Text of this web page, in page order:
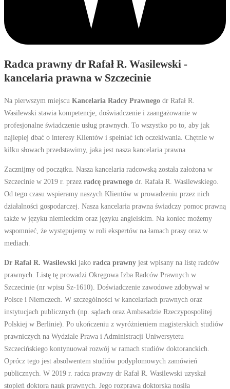
Radca prawny dr Rafał R. Wasilewski -
kancelaria prawna w Szczecinie
Na pierwszym miejscu Kancelaria Radcy Prawnego dr Rafał R.
Wasilewski stawia kompetencje, doświadczenie i zaangażowanie w
profesjonalne świadczenie usług prawnych. To wszystko po to, aby jak
najlepiej dbać o interesy Klientów i spełniać ich oczekiwania. Chętnie w
kilku słowach przedstawimy, jaka jest nasza kancelaria prawna
Zacznijmy od początku. Nasza kancelaria radcowską została założona w
Szczecinie w 2019 r. przez radcę prawnego dr. Rafała R. Wasilewskiego.
Od tego czasu wspieramy naszych Klientów w prowadzeniu przez nich
działalności gospodarczej. Nasza kancelaria prawna świadczy pomoc prawną
także w języku niemieckim oraz języku angielskim. Na koniec możemy
wspomnieć, że występujemy w roli ekspertów na łamach prasy oraz w
mediach.
Dr Rafał R. Wasilewski jako radca prawny jest wpisany na listę radców
prawnych. Listę tę prowadzi Okręgowa Izba Radców Prawnych w
Szczecinie (nr wpisu Sz-1610). Doświadczenie zawodowe zdobywał w
Polsce i Niemczech. W szczególności w kancelariach prawnych oraz
instytucjach publicznych (np. sądach oraz Ambasadzie Rzeczypospolitej
Polskiej w Berlinie). Po ukończeniu z wyróżnieniem magisterskich studiów
prawniczych na Wydziale Prawa i Administracji Uniwersytetu
Szczecińskiego kontynuował rozwój w ramach studiów doktoranckich.
Oprócz tego jest absolwentem studiów podyplomowych zamówień
publicznych. W 2019 r. radca prawny dr Rafał R. Wasilewski uzyskał
stopień doktora nauk prawnych. Jego rozprawa doktorska nosiła